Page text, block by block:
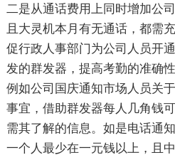
二是从通话费用上同时增加公
且大灵机本月有无通话，都需
促行政人事部门为公司人员开
发的群发器，提高考勤的准确
例如公司国庆通知市场人员关
事宜，借助群发器每人几角钱
需其了解的信息。如是电话通
一个人最少在一元钱以上，且